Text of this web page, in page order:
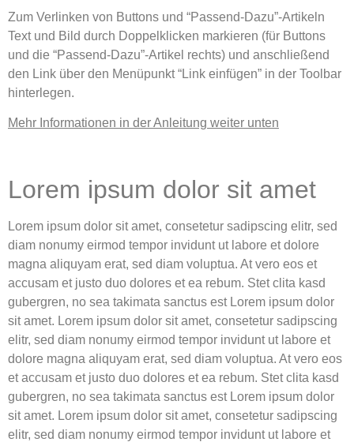
Zum Verlinken von Buttons und “Passend-Dazu”-Artikeln
Text und Bild durch Doppelklicken markieren (für Buttons
und die “Passend-Dazu”-Artikel rechts) und anschließend
den Link über den Menüpunkt “Link einfügen” in der Toolbar
hinterlegen.
Mehr Informationen in der Anleitung weiter unten
Lorem ipsum dolor sit amet
Lorem ipsum dolor sit amet, consetetur sadipscing elitr, sed
diam nonumy eirmod tempor invidunt ut labore et dolore
magna aliquyam erat, sed diam voluptua. At vero eos et
accusam et justo duo dolores et ea rebum. Stet clita kasd
gubergren, no sea takimata sanctus est Lorem ipsum dolor
sit amet. Lorem ipsum dolor sit amet, consetetur sadipscing
elitr, sed diam nonumy eirmod tempor invidunt ut labore et
dolore magna aliquyam erat, sed diam voluptua. At vero eos
et accusam et justo duo dolores et ea rebum. Stet clita kasd
gubergren, no sea takimata sanctus est Lorem ipsum dolor
sit amet. Lorem ipsum dolor sit amet, consetetur sadipscing
elitr, sed diam nonumy eirmod tempor invidunt ut labore et